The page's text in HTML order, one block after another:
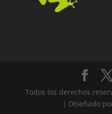
Todos los derechos
| Diseñado